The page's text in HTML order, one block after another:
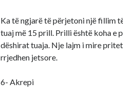
Ka të ngjarë të përjetoni një fillim
tuaj më 15 prill. Prilli është koha e
dëshirat tuaja. Nje lajm i mire
rrjedhen jetsore.
6- Akrepi